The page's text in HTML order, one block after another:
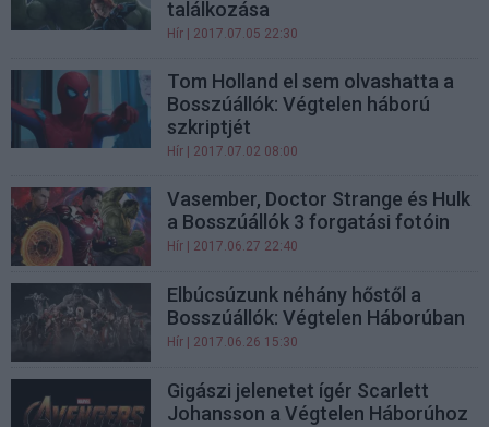
találkozása
Hír | 2017.07.05 22:30
Tom Holland el sem olvashatta a
Bosszúállók: Végtelen háború
szkriptjét
Hír | 2017.07.02 08:00
Vasember, Doctor Strange és Hulk
a Bosszúállók 3 forgatási fotóin
Hír | 2017.06.27 22:40
Elbúcsúzunk néhány hőstől a
Bosszúállók: Végtelen Háborúban
Hír | 2017.06.26 15:30
Gigászi jelenetet ígér Scarlett
Johansson a Végtelen Háborúhoz